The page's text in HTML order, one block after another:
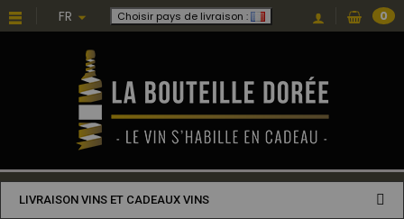
FR Choisir pays de livraison : 0
LIVRAISON VINS ET CADEAUX VINS
Choisissez une valeur...